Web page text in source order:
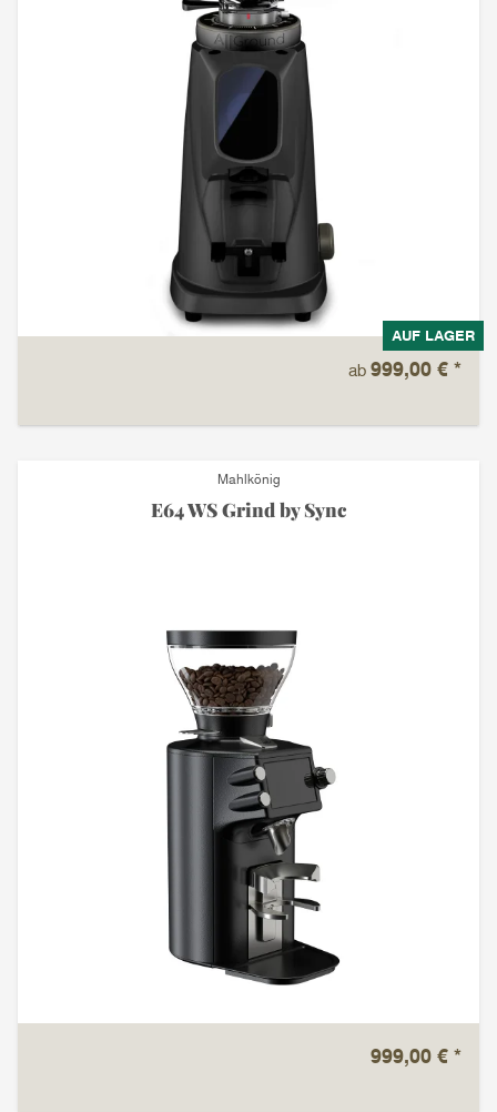
AUF LAGER
ab 999,00 € *
Mahlkönig
E64 WS Grind by Sync
999,00 € *